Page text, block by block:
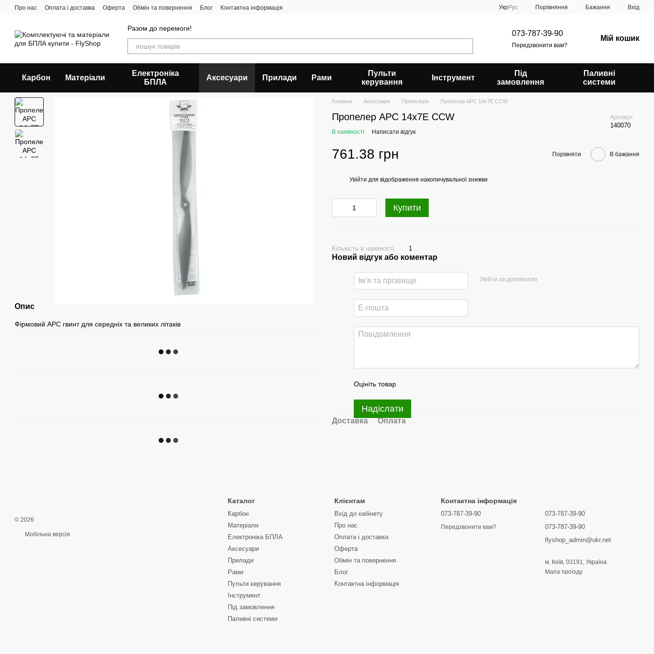
Перейти до основного контенту
Про нас Оплата і доставка Оферта Обмін та повернення Блог Контактна інформація УкрРус Порівняння Бажання Вхід
Разом до перемоги!
073-787-39-90
Передзвонити вам?
Мій кошик
Карбон Матеріали
Електроніка
БПЛА
Аксесуари Прилади Рами
Пульти
керування
Інструмент
Під
замовлення
Паливні
системи
Опис
Фірмовий APC гвинт для середніх та великих літаків
Головна Аксесуари Пропелери Пропелер APC 14x7E CCW
Пропелер APC 14x7E CCW Артикул
140070
В наявності Написати відгук
761.38 грн Порівняти В бажання
Увійти для відображення накопичувальної знижки
Купити
Кількість в наявності 1
Новий відгук або коментар
Увійти за допомогою
Оцініть товар
Надіслати
Доставка Оплата
© 2026
Мобільна версія
Каталог
Карбон
Матеріали
Електроніка БПЛА
Аксесуари
Прилади
Рами
Пульти керування
Інструмент
Під замовлення
Паливні системи
Клієнтам
Вхід до кабінету
Про нас
Оплата і доставка
Оферта
Обмін та повернення
Блог
Контактна інформація
Контактна інформація
073-787-39-90
Передзвонити вам?
073-787-39-90
073-787-39-90
flyshop_admin@ukr.net
м. Київ, 03191, Україна
Мапа проїзду